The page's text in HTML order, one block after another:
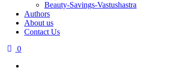
Beauty-Savings-Vastushastra
Authors
About us
Contact Us
0